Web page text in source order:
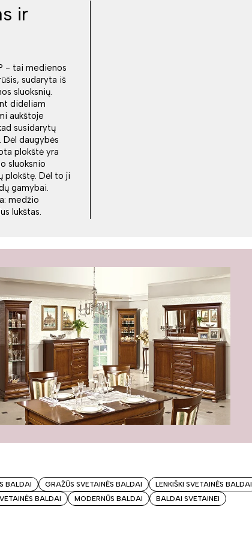
ir
- tai medienos
sudaryta iš
sluoksnių.
dideliam
aukštoje
susidarytų
Dėl daugybės
plokštė yra
sluoksnio
plokštę. Dėl to ji
gamybai.
medžio
lukštas.
BALDAI GRAŽŪS SVETAINĖS BALDAI
LENKIŠKI SVETAINĖS BALDAI
BALDAI MODERNŪS BALDAI
BALDAI SVETAINEI